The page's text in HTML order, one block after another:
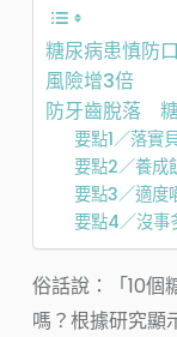
糖尿病患慎防
風險增3倍
防牙齒脫落
要點1／落實
要點2／養成
要點3／適度
要點4／沒事
俗話說：「10個
嗎？根據研究顯